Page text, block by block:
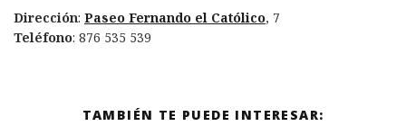
Dirección: Paseo Fernando el Católico, 7
Teléfono: 876 535 539
TAMBIÉN TE PUEDE INTERESAR: